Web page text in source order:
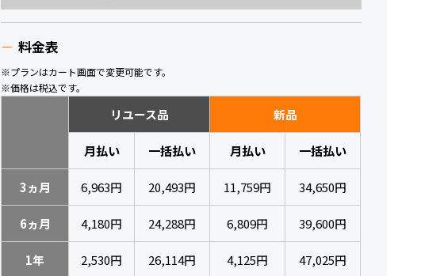
料金表
※プランはカート画面で変更可能です。
※価格は税込です。
リユース品 新品
月払い 一括払い 月払い 一括払い
3ヵ月 6,963円 20,493円 11,759円 34,650円
6ヵ月 4,180円 24,288円 6,809円 39,600円
1年 2,530円 26,114円 4,125円 47,025円